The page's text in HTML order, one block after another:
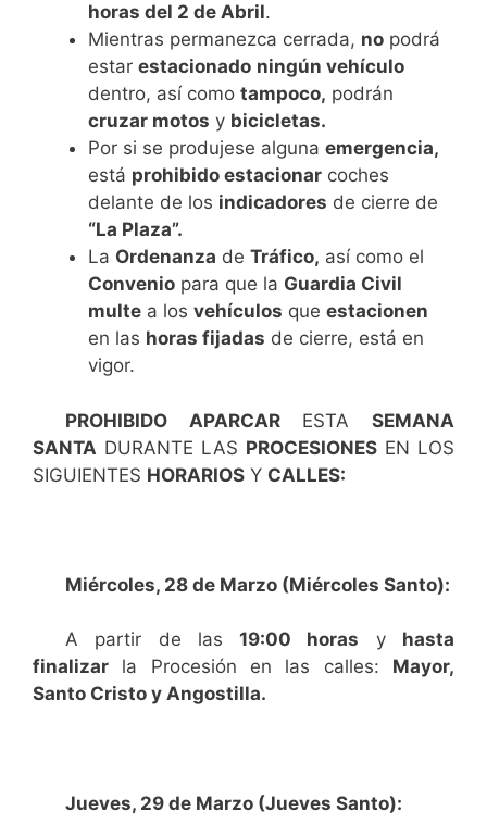
horas del 2 de Abril.
Mientras permanezca cerrada, no podrá
estar estacionado ningún vehículo
dentro, así como tampoco, podrán
cruzar motos y bicicletas.
Por si se produjese alguna emergencia,
está prohibido estacionar coches
delante de los indicadores de cierre de
“La Plaza”.
La Ordenanza de Tráfico, así como el
Convenio para que la Guardia Civil
multe a los vehículos que estacionen
en las horas fijadas de cierre, está en
vigor.
PROHIBIDO APARCARESTASEMANA
SANTA DURANTE LAS PROCESIONES EN LOS
SIGUIENTES HORARIOS Y CALLES:
Miércoles, 28 de Marzo (Miércoles Santo):
A partir de las19:00 horas y hasta
finalizar la Procesión en las calles: Mayor,
Santo Cristo y Angostilla.
Jueves, 29 de Marzo (Jueves Santo):